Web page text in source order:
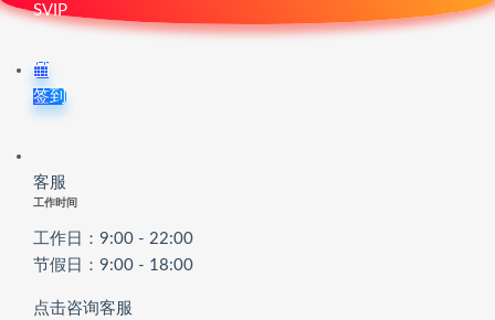
SVIP
签到
客服
工作时间
工作日：9:00 - 22:00
节假日：9:00 - 18:00
点击咨询客服